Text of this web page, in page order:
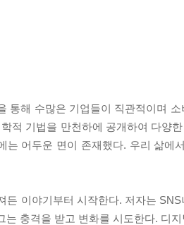
통해 수많은 기업들이 직관적이며
적 기법을 만천하에 공개하여 다양
는 어두운 면이 존재했다. 우리 삶에
이야기부터 시작한다. 저자는
충격을 받고 변화를 시도한다. 디